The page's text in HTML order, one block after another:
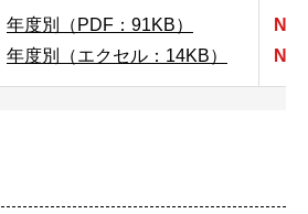
年度別（PDF：91KB）
年度別（エクセル：14KB）